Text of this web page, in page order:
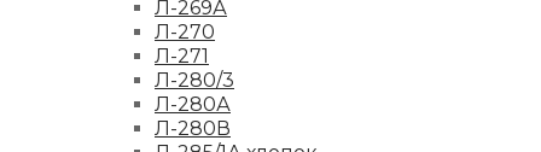
Л-269А
Л-270
Л-271
Л-280/3
Л-280А
Л-280В